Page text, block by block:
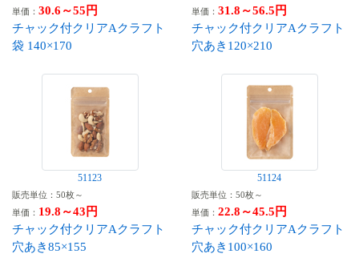
単価： 30.6～55円
チャック付クリアAクラフト
袋 140×170
単価： 31.8～56.5円
チャック付クリアAクラフト
穴あき120×210
51123
販売単位：50枚～
単価： 19.8～43円
チャック付クリアAクラフト
穴あき85×155
51124
販売単位：50枚～
単価： 22.8～45.5円
チャック付クリアAクラフト
穴あき100×160